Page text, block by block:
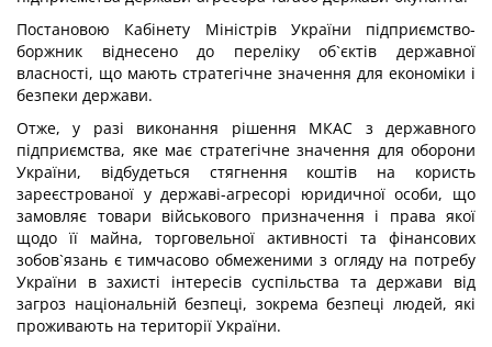
Постановою Кабінету Міністрів України підприємство-
боржник віднесено до переліку об`єктів державної
власності, що мають стратегічне значення для економіки і
безпеки держави.
Отже, у разі виконання рішення МКАС з державного
підприємства, яке має стратегічне значення для оборони
України, відбудеться стягнення коштів на користь
зареєстрованої у державі-агресорі юридичної особи, що
замовляє товари військового призначення і права якої
щодо її майна, торговельної активності та фінансових
зобов`язань є тимчасово обмеженими з огляду на потребу
України в захисті інтересів суспільства та держави від
загроз національній безпеці, зокрема безпеці людей, які
проживають на території України.